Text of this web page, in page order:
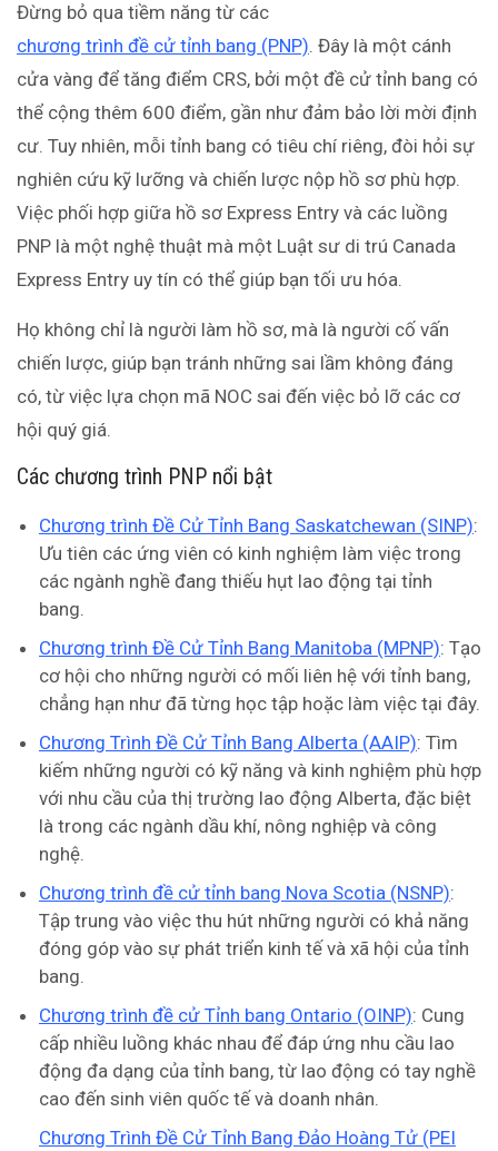
Đừng bỏ qua tiềm năng từ các
chương trình đề cử tỉnh bang (PNP). Đây là một cánh
cửa vàng để tăng điểm CRS, bởi một đề cử tỉnh bang có
thể cộng thêm 600 điểm, gần như đảm bảo lời mời định
cư. Tuy nhiên, mỗi tỉnh bang có tiêu chí riêng, đòi hỏi sự
nghiên cứu kỹ lưỡng và chiến lược nộp hồ sơ phù hợp.
Việc phối hợp giữa hồ sơ Express Entry và các luồng
PNP là một nghệ thuật mà một Luật sư di trú Canada
Express Entry uy tín có thể giúp bạn tối ưu hóa.
Họ không chỉ là người làm hồ sơ, mà là người cố vấn
chiến lược, giúp bạn tránh những sai lầm không đáng
có, từ việc lựa chọn mã NOC sai đến việc bỏ lỡ các cơ
hội quý giá.
Các chương trình PNP nổi bật
Chương trình Đề Cử Tỉnh Bang Saskatchewan (SINP):
Ưu tiên các ứng viên có kinh nghiệm làm việc trong
các ngành nghề đang thiếu hụt lao động tại tỉnh
bang.
Chương trình Đề Cử Tỉnh Bang Manitoba (MPNP): Tạo
cơ hội cho những người có mối liên hệ với tỉnh bang,
chẳng hạn như đã từng học tập hoặc làm việc tại đây.
Chương Trình Đề Cử Tỉnh Bang Alberta (AAIP): Tìm
kiếm những người có kỹ năng và kinh nghiệm phù hợp
với nhu cầu của thị trường lao động Alberta, đặc biệt
là trong các ngành dầu khí, nông nghiệp và công
nghệ.
Chương trình đề cử tỉnh bang Nova Scotia (NSNP):
Tập trung vào việc thu hút những người có khả năng
đóng góp vào sự phát triển kinh tế và xã hội của tỉnh
bang.
Chương trình đề cử Tỉnh bang Ontario (OINP): Cung
cấp nhiều luồng khác nhau để đáp ứng nhu cầu lao
động đa dạng của tỉnh bang, từ lao động có tay nghề
cao đến sinh viên quốc tế và doanh nhân.
Chương Trình Đề Cử Tỉnh Bang Đảo Hoàng Tử (PEI